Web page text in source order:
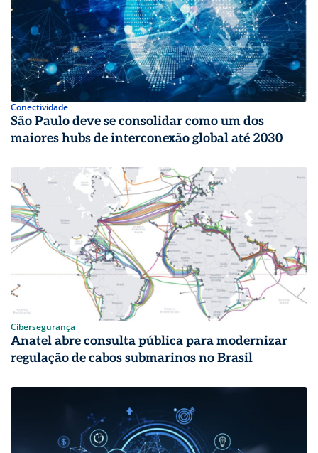
Conectividade
São Paulo deve se consolidar como um dos
maiores hubs de interconexão global até 2030
Cibersegurança
Anatel abre consulta pública para modernizar
regulação de cabos submarinos no Brasil